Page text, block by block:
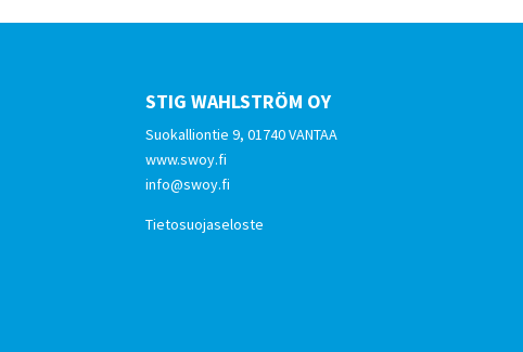
STIG WAHLSTRÖM OY
Suokalliontie 9, 01740 VANTAA
www.swoy.fi
info@swoy.fi
Tietosuojaseloste